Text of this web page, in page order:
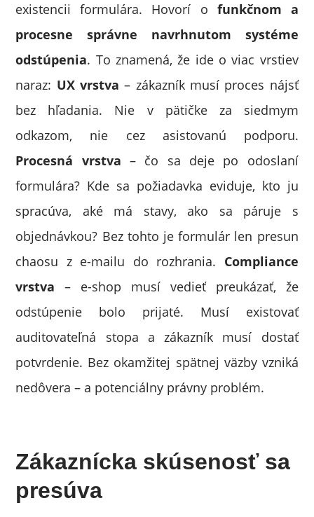
existencii formulára. Hovorí o funkčnom a
procesne správne navrhnutom systéme
odstúpenia. To znamená, že ide o viac vrstiev
naraz: UX vrstva – zákazník musí proces nájsť
bez hľadania. Nie v pätičke za siedmym
odkazom, nie cez asistovanú podporu.
Procesná vrstva – čo sa deje po odoslaní
formulára? Kde sa požiadavka eviduje, kto ju
spracúva, aké má stavy, ako sa páruje s
objednávkou? Bez tohto je formulár len presun
chaosu z e-mailu do rozhrania. Compliance
vrstva – e-shop musí vedieť preukázať, že
odstúpenie bolo prijaté. Musí existovať
auditovateľná stopa a zákazník musí dostať
potvrdenie. Bez okamžitej spätnej väzby vzniká
nedôvera – a potenciálny právny problém.
Zákaznícka skúsenosť sa
presúva